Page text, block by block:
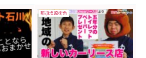
那須塩原街角